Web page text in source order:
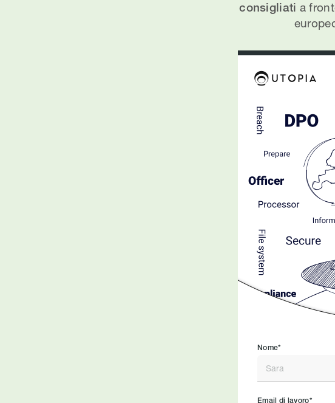
consigliati a
Nome*
Email di lavoro*